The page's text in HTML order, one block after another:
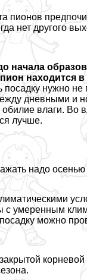
пионов
нет другого
начала
находится
посадку нужно
дневными и
влаги. Во
лучше.
надо осенью
с умеренным
можно